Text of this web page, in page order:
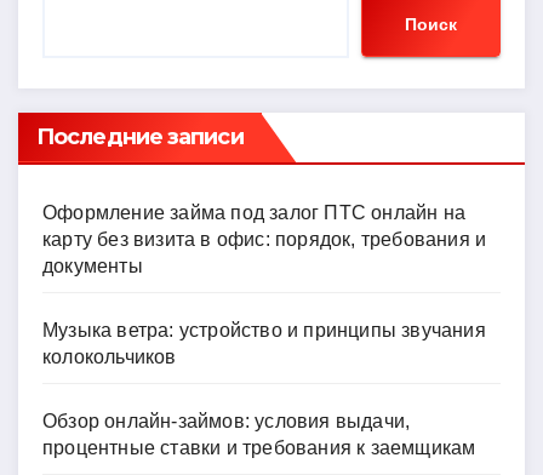
ni
ki
ть
Поиск
Последние записи
Оформление займа под залог ПТС онлайн на
карту без визита в офис: порядок, требования и
документы
Музыка ветра: устройство и принципы звучания
колокольчиков
Обзор онлайн-займов: условия выдачи,
процентные ставки и требования к заемщикам